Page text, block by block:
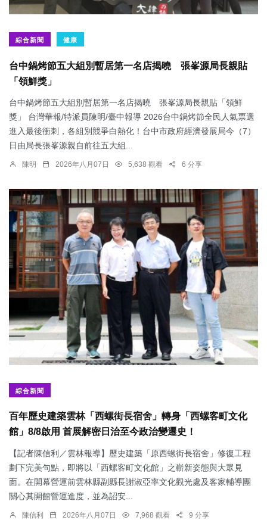
綜合新聞 健康
台中鍋烤節五大組別暫居第一名店揭曉 張峯源局長親貼
「領鮮獎」
台中鍋烤節五大組別暫居第一名店揭曉 張峯源局長親貼「領鮮
獎」 台灣華報/特派員陳明/臺中報導 2026台中鍋烤節全民人氣票選
進入最後衝刺，各組別競爭白熱化！台中市政府經濟發展局今（7）
日由局長張峯源親自前往五大組...
陳明 2026年八月07日 5,638 觀看 6 分享
綜合新聞
百年歷史建築雲林「西螺街長宿舍」轉身「西螺客町文化
館」8/8啟用 首展解密日治至今政治變遷史！
【記者陳信利／雲林報導】歷史建築「原西螺街長宿舍」修復工程
劃下完美句點，即將以「西螺客町文化館」之嶄新姿態與大眾見
面。在開幕營運前雲林縣副縣長謝淑亞率文化觀光處及客家輔導團
關心其開館營運進度，並為詔安...
陳信利 2026年八月07日 7,968 觀看 9 分享